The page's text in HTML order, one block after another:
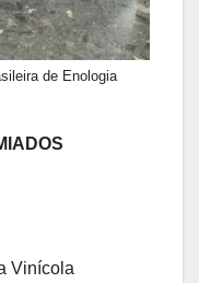
de Enologia
Vinícola